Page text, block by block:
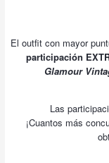
El outfit con mayor
participación
Glamour
Las
¡Cuantos más